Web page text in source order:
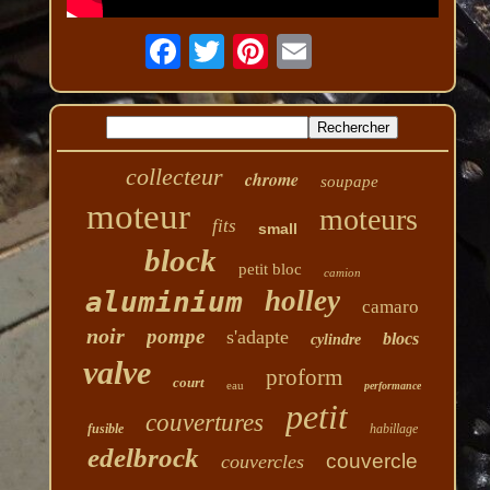
collecteur chrome soupape
moteur fits small moteurs
block petit bloc camion
aluminium holley camaro
noir pompe s'adapte cylindre blocs
valve court eau proform performance
fusible couvertures petit habillage
edelbrock couvercles couvercle